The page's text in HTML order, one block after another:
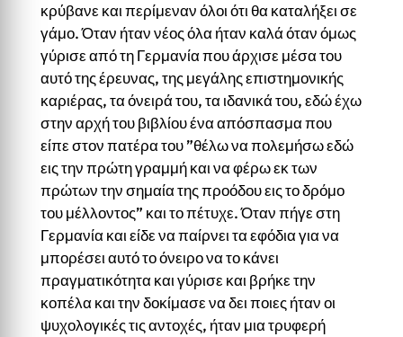
κρύβανε και περίμεναν όλοι ότι θα καταλήξει σε
γάμο. Όταν ήταν νέος όλα ήταν καλά όταν όμως
γύρισε από τη Γερμανία που άρχισε μέσα του
αυτό της έρευνας, της μεγάλης επιστημονικής
καριέρας, τα όνειρά του, τα ιδανικά του, εδώ έχω
στην αρχή του βιβλίου ένα απόσπασμα που
είπε στον πατέρα του ”θέλω να πολεμήσω εδώ
εις την πρώτη γραμμή και να φέρω εκ των
πρώτων την σημαία της προόδου εις το δρόμο
του μέλλοντος” και το πέτυχε. Όταν πήγε στη
Γερμανία και είδε να παίρνει τα εφόδια για να
μπορέσει αυτό το όνειρο να το κάνει
πραγματικότητα και γύρισε και βρήκε την
κοπέλα και την δοκίμασε να δει ποιες ήταν οι
ψυχολογικές τις αντοχές, ήταν μια τρυφερή